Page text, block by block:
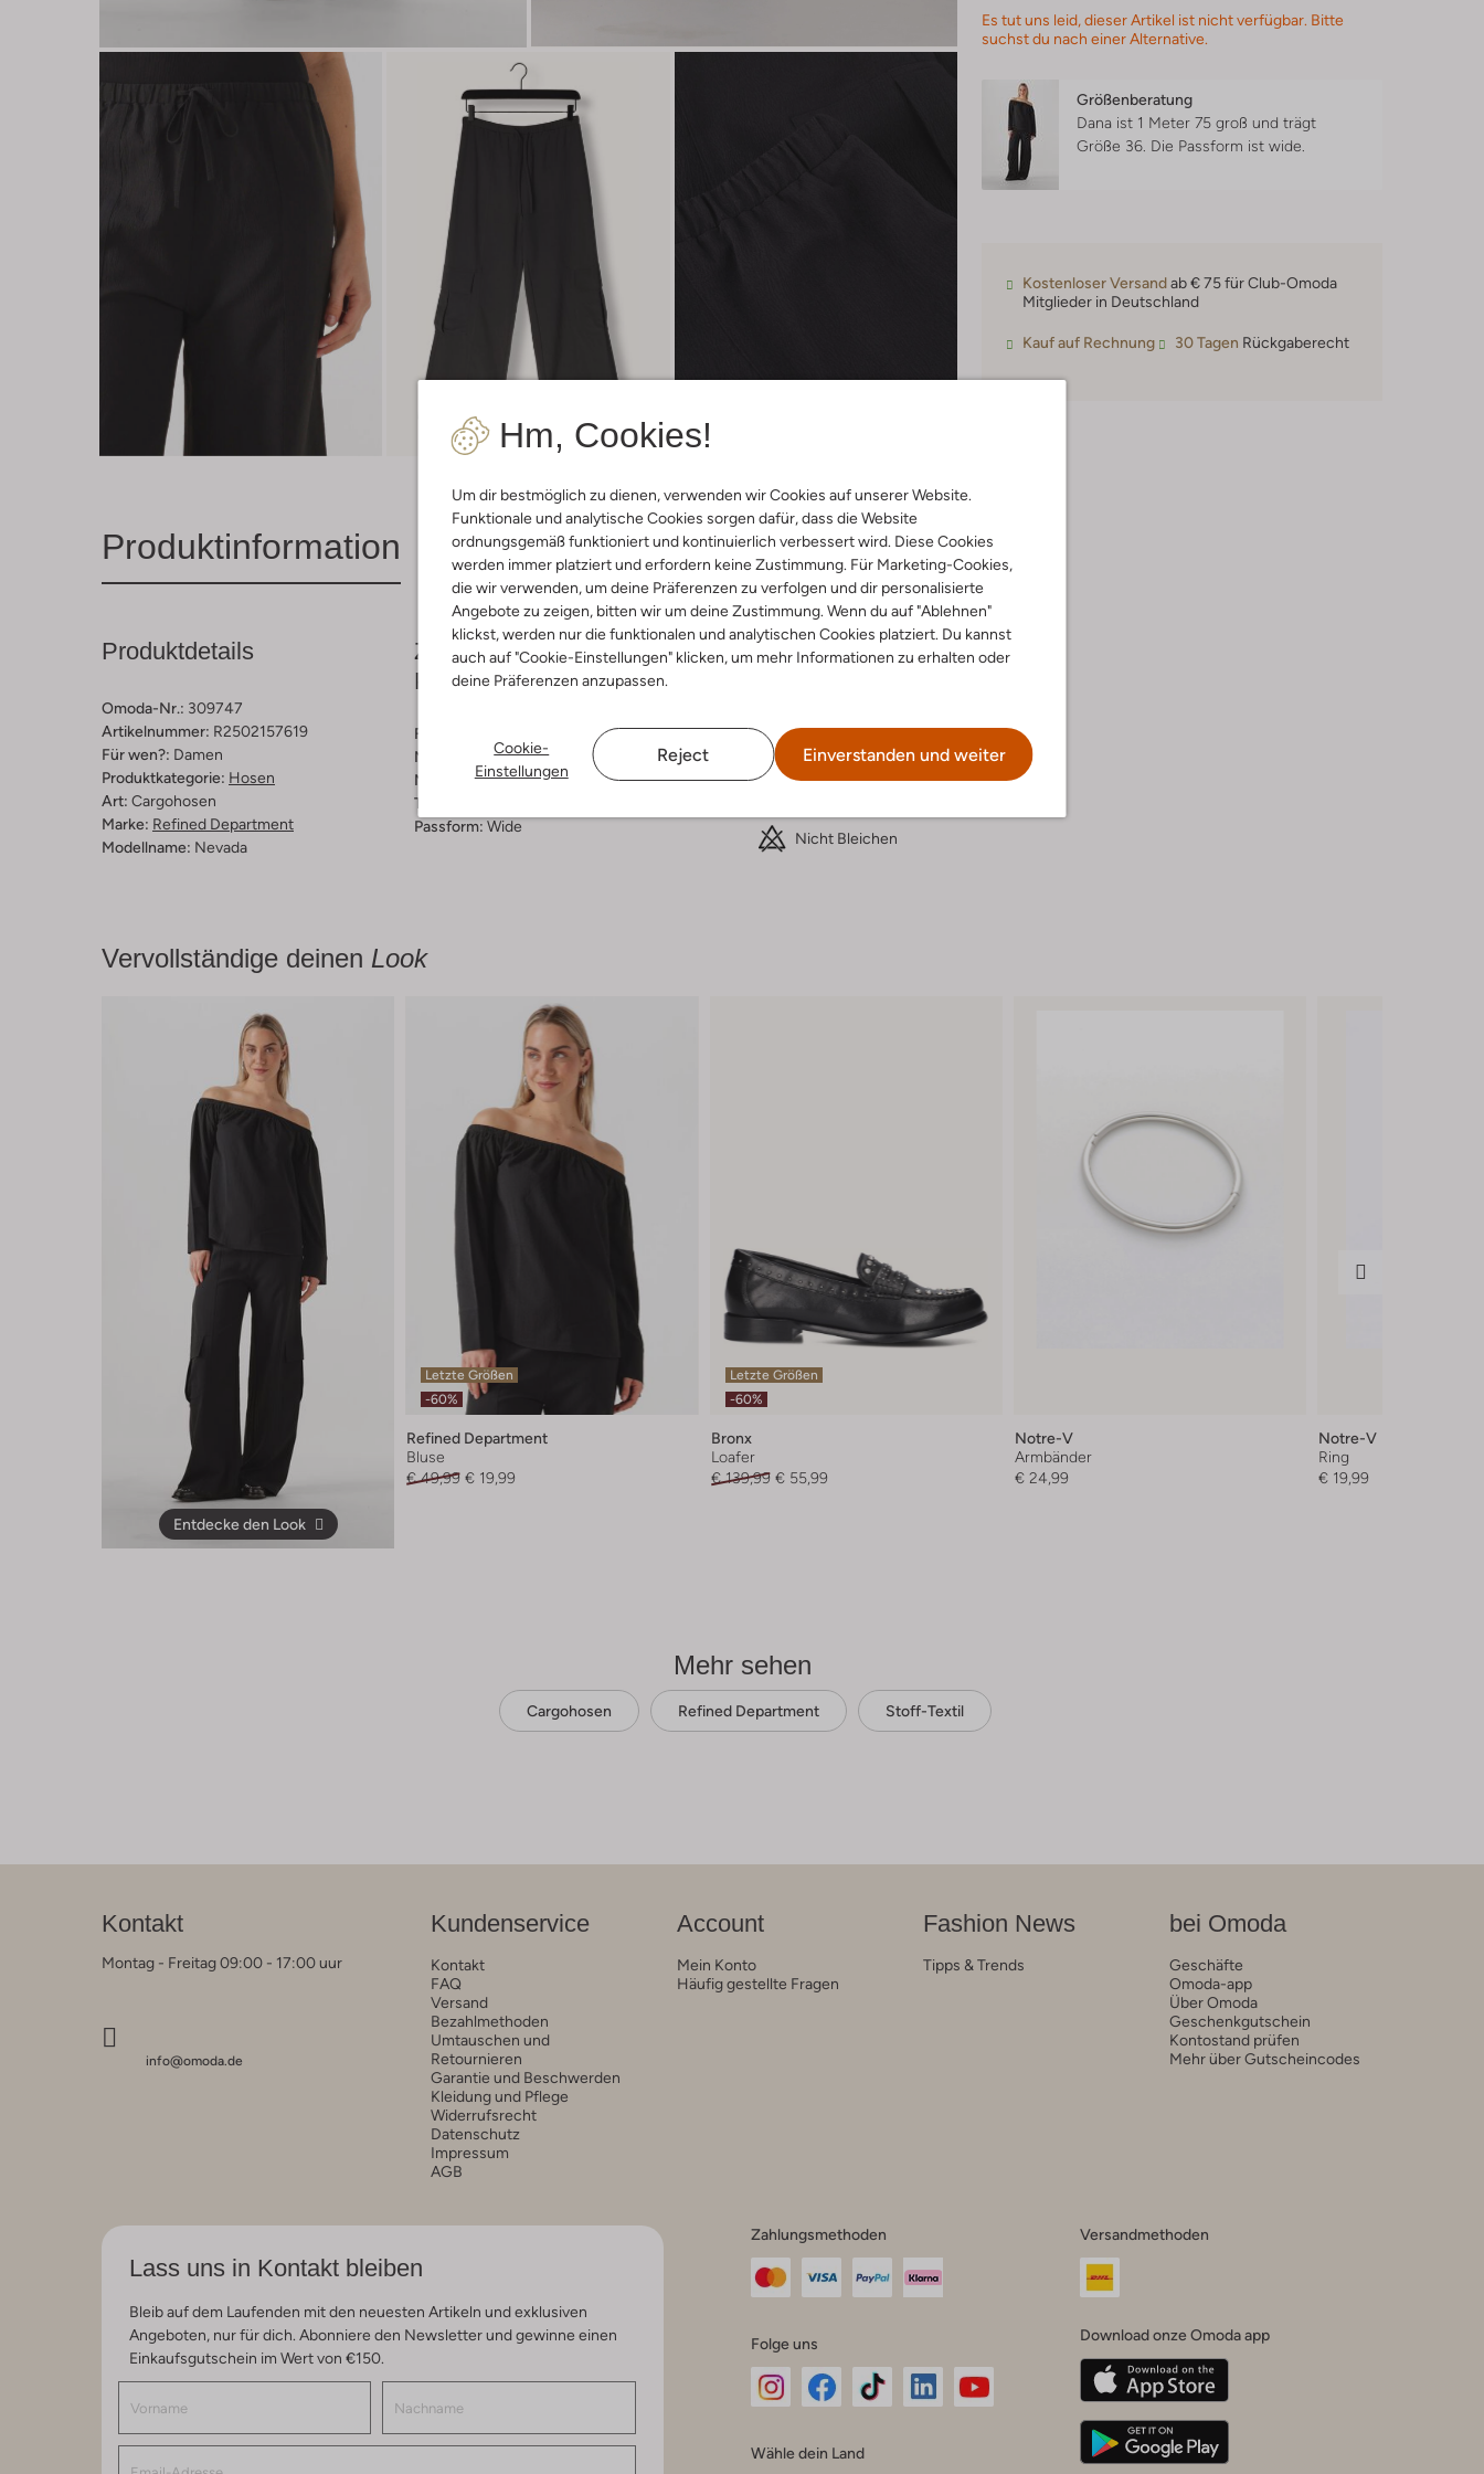
Hm, Cookies!
Um dir bestmöglich zu dienen, verwenden wir Cookies auf unserer Website.
Funktionale und analytische Cookies sorgen dafür, dass die Website
ordnungsgemäß funktioniert und kontinuierlich verbessert wird. Diese Cookies
werden immer platziert und erfordern keine Zustimmung. Für Marketing-Cookies,
die wir verwenden, um deine Präferenzen zu verfolgen und dir personalisierte
Angebote zu zeigen, bitten wir um deine Zustimmung. Wenn du auf "Ablehnen"
klickst, werden nur die funktionalen und analytischen Cookies platziert. Du kannst
auch auf "Cookie-Einstellungen" klicken, um mehr Informationen zu erhalten oder
deine Präferenzen anzupassen.
Cookie-
Einstellungen
Reject Einverstanden und weiter
Es tut uns leid, dieser Artikel ist nicht verfügbar. Bitte
suchst du nach einer Alternative.
Größenberatung
Dana ist 1 Meter 75 groß und trägt
Größe 36. Die Passform istwide
Kostenloser Versandab € 75 für Club-Omoda
Mitglieder in Deutschland
Kauf auf Rechnung 30 Tagen Rückgaberecht
Produktinformation Lieferung & Rückgabe
Produktdetails
Omoda-Nr.: 309747
Artikelnummer: R2502157619
Für wen?: Damen
Produktkategorie: Hosen
Art: Cargohosen
Marke: Refined Department
Modellname: Nevada
Zusammensetzung &
Passform
Farbe :
Muster:
Gerade
Material:
Stoff-Textil
Taillenhöhe:
Passform: Wide
Waschanleitung
Nicht Bleichen
Vervollständige deinen Look
Entdecke den Look
Letzte Größen
-60%
Refined Department
Bluse
€ 49,99 € 19,99
Letzte Größen
-60%
Bronx
Loafer
€ 139,99 € 55,99
Notre-V
Armbänder
€ 24,99
Notre-V
Ring
€ 19,99
Mehr sehen
Cargohosen Refined Department Stoff-Textil
Kontakt
Montag - Freitag 09:00 - 17:00 uur
info@omoda.de
Kundenservice
Kontakt
FAQ
Versand
Bezahlmethoden
Umtauschen und
Retournieren
Garantie und Beschwerden
Kleidung und Pflege
Widerrufsrecht
Datenschutz
Impressum
AGB
Account
Mein Konto
Häufig gestellte Fragen
Fashion News
Tipps & Trends
bei Omoda
Geschäfte
Omoda-app
Über Omoda
Geschenkgutschein
Kontostand prüfen
Mehr über Gutscheincodes
Lass uns in Kontakt bleiben
Bleib auf dem Laufenden mit den neuesten Artikeln und exklusiven
Angeboten, nur für dich. Abonniere den Newsletter und gewinne einen
Einkaufsgutschein im Wert von €150.
Zahlungsmethoden
Folge uns
Instagram
Facebook
TikTok
Wähle dein Land
Versandmethoden
Download onze Omoda app